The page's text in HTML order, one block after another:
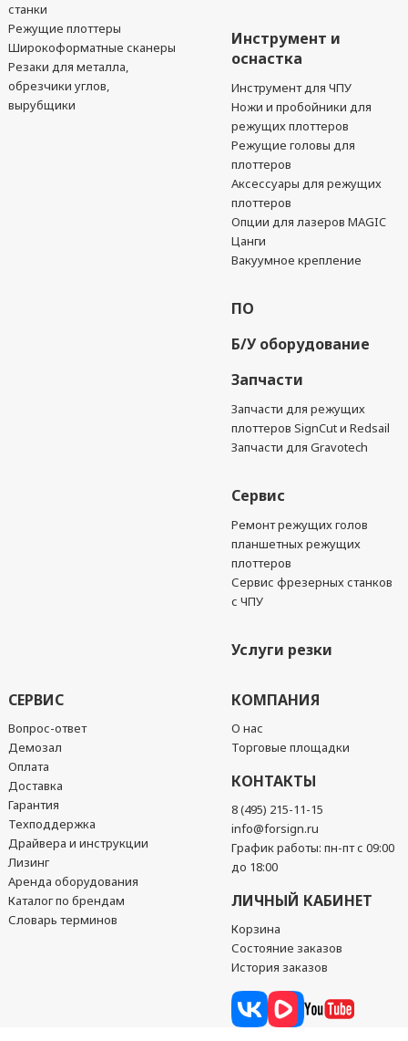
станки
Режущие плоттеры
Широкоформатные сканеры
Резаки для металла,
обрезчики углов,
вырубщики
Инструмент и
оснастка
Инструмент для ЧПУ
Ножи и пробойники для
режущих плоттеров
Режущие головы для
плоттеров
Аксессуары для режущих
плоттеров
Опции для лазеров MAGIC
Цанги
Вакуумное крепление
ПО
Б/У оборудование
Запчасти
Запчасти для режущих
плоттеров SignCut и Redsail
Запчасти для Gravotech
Сервис
Ремонт режущих голов
планшетных режущих
плоттеров
Сервис фрезерных станков
с ЧПУ
Услуги резки
СЕРВИС
Вопрос-ответ
Демозал
Оплата
Доставка
Гарантия
Техподдержка
Драйвера и инструкции
Лизинг
Аренда оборудования
Каталог по брендам
Словарь терминов
КОМПАНИЯ
О нас
Торговые площадки
КОНТАКТЫ
8 (495) 215-11-15
info@forsign.ru
График работы: пн-пт с 09:00
до 18:00
ЛИЧНЫЙ КАБИНЕТ
Корзина
Состояние заказов
История заказов